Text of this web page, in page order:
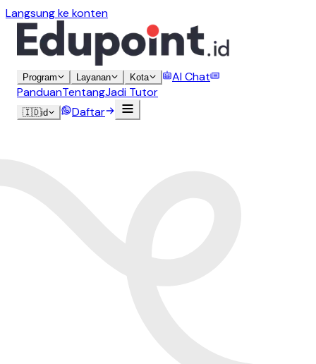
Langsung ke konten
Program Layanan Kota
AI Chat
PanduanTentangJadi Tutor
🇮🇩id Daftar